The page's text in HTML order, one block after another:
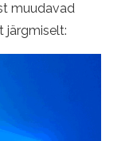
muudavad
järgmiselt: